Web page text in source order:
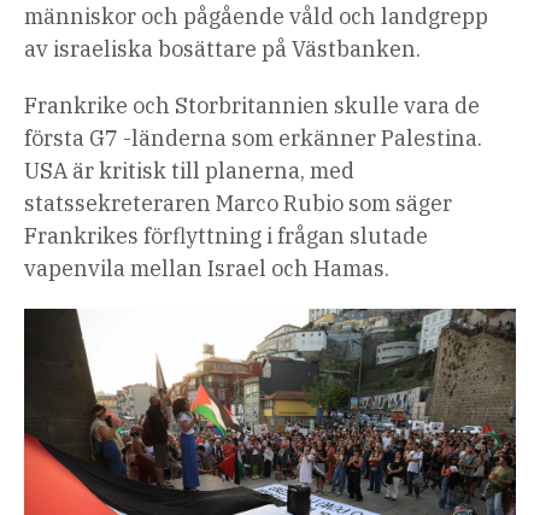
människor och pågående våld och landgrepp
av israeliska bosättare på Västbanken.
Frankrike och Storbritannien skulle vara de
första G7 -länderna som erkänner Palestina.
USA är kritisk till planerna, med
statssekreteraren Marco Rubio som säger
Frankrikes förflyttning i frågan slutade
vapenvila mellan Israel och Hamas.